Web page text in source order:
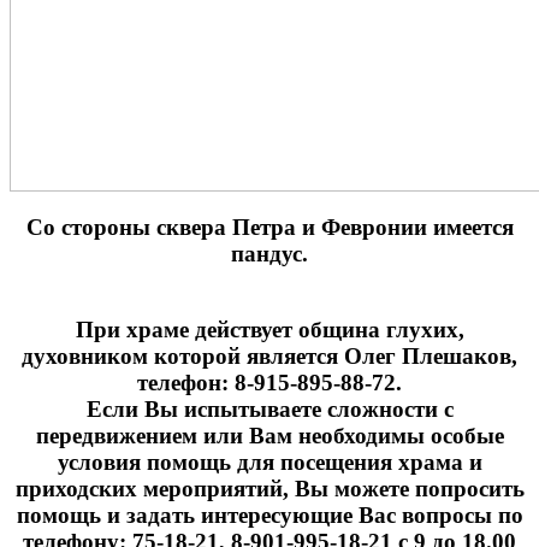
Cо стороны сквера Петра и Февронии имеется
пандус.
При храме действует община глухих,
духовником которой является Олег Плешаков,
телефон: 8-915-895-88-72.
Если Вы испытываете сложности с
передвижением или Вам необходимы особые
условия помощь для посещения храма и
приходских мероприятий, Вы можете попросить
помощь и задать интересующие Вас вопросы по
телефону: 75-18-21, 8-901-995-18-21 с 9 до 18.00